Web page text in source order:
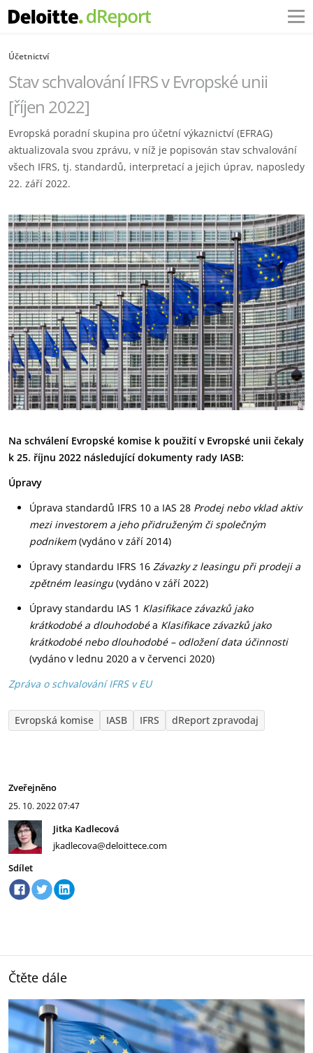
Účetnictví
Stav schvalování IFRS v Evropské unii
[říjen 2022]
Evropská poradní skupina pro účetní výkaznictví (EFRAG)
aktualizovala svou zprávu, v níž je popisován stav schvalování
všech IFRS, tj. standardů, interpretací a jejich úprav, naposledy
22. září 2022.
Na schválení Evropské komise k použití v Evropské unii čekaly
k 25. říjnu 2022 následující dokumenty rady IASB:
Úpravy
Úprava standardů IFRS 10 a IAS 28 Prodej nebo vklad aktiv
mezi investorem a jeho přidruženým či společným
podnikem(vydáno v září 2014)
Úpravy standardu IFRS 16 Závazky z leasingu při prodeji a
zpětném leasingu(vydáno v září 2022)
Úpravy standardu IAS 1 Klasifikace závazků jako
krátkodobé a dlouhodobéa Klasifikace závazků jako
krátkodobé nebo dlouhodobé – odložení data účinnosti
(vydáno v lednu 2020 a v červenci 2020)
Zpráva o schvalování IFRS v EU
Evropská komise IASB IFRS dReport zpravodaj
Zveřejněno
25. 10. 202207:47
Jitka Kadlecová
jkadlecova@deloittece.com
Sdílet
Čtěte dále